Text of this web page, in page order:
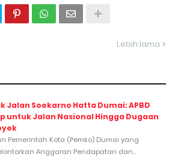
Lebih lama
Jalan Soekarno Hatta Dumai: APBD
untuk Jalan Nasional Hingga Dugaan
Pemerintah Kota (Pemko) Dumai yang
Anggaran Pendapatan dan...